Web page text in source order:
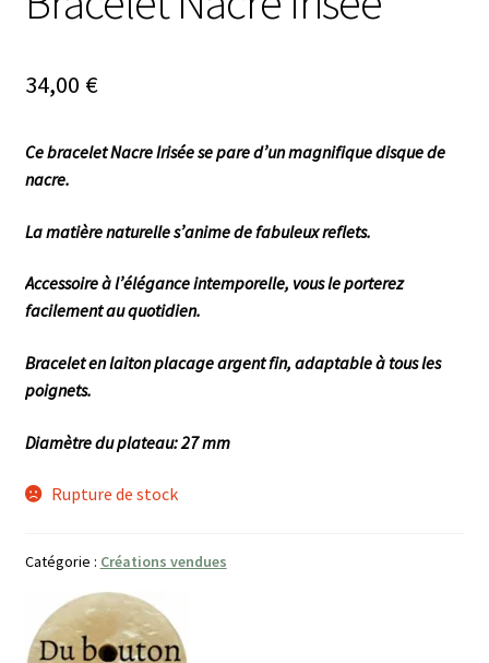
34,00 €
Ce bracelet Nacre Irisée se pare d’un magnifique disque de
nacre.
La matière naturelle s’anime de fabuleux reflets.
Accessoire à l’élégance intemporelle, vous le porterez
facilement au quotidien.
Bracelet en laiton placage argent fin, adaptable à tous les
poignets.
Diamètre du plateau: 27 mm
Rupture de stock
Catégorie : Créations vendues